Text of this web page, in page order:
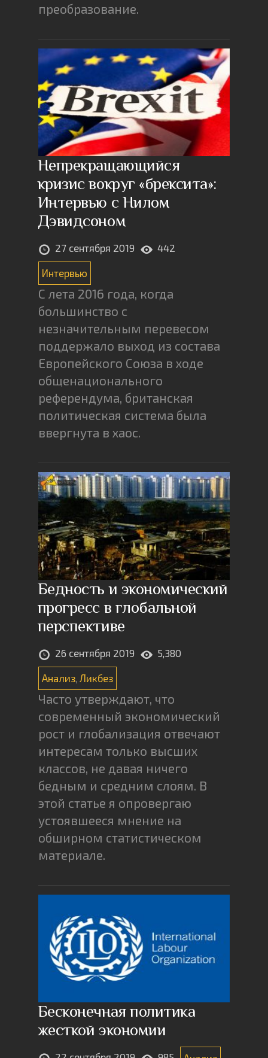
преобразование.
Непрекращающийся
кризис вокруг «брексита»:
Интервью с Нилом
Дэвидсоном
27 сентября 2019 442
Интервью
С лета 2016 года, когда
большинство с
незначительным перевесом
поддержало выход из состава
Европейского Союза в ходе
общенационального
референдума, британская
политическая система была
ввергнута в хаос.
Бедность и экономический
прогресс в глобальной
перспективе
26 сентября 2019 5,380
Анализ Ликбез
Часто утверждают, что
современный экономический
рост и глобализация отвечают
интересам только высших
классов, не давая ничего
бедным и средним слоям. В
этой статье я опровергаю
устоявшееся мнение на
обширном статистическом
материале.
Бесконечная политика
жесткой экономии